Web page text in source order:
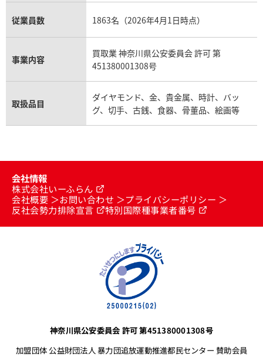
従業員数 1863名（2026年4月1日時点）
事業内容
買取業 神奈川県公安委員会 許可 第
451380001308号
取扱品目
ダイヤモンド、金、貴金属、時計、バッ
グ、切手、古銭、食器、骨董品、絵画等
会社情報
株式会社いーふらん
会社概要
お問い合わせ
プライバシーポリシー
反社会勢力排除宣言
特別国際種事業者番号
神奈川県公安委員会 許可 第451380001308号
加盟団体 公益財団法人 暴力団追放運動推進都民センター 賛助会員